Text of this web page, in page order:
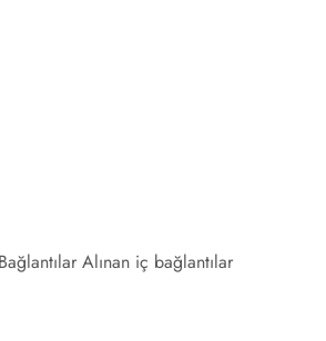
Alınan iç bağlantılar